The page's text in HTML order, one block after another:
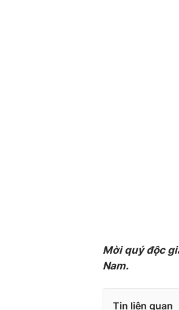
Mời quý độc
Nam.
Tin liên quan